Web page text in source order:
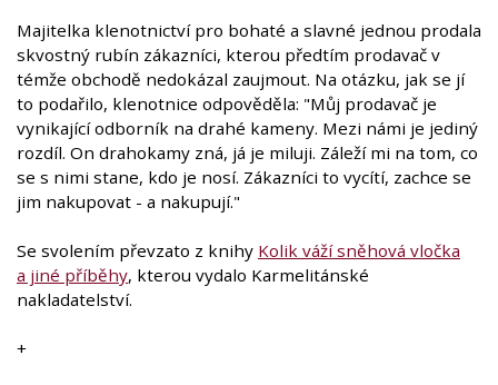
Majitelka klenotnictví pro bohaté a slavné jednou prodala
skvostný rubín zákazníci, kterou předtím prodavač v
témže obchodě nedokázal zaujmout. Na otázku, jak se jí
to podařilo, klenotnice odpověděla: "Můj prodavač je
vynikající odborník na drahé kameny. Mezi námi je jediný
rozdíl. On drahokamy zná, já je miluji. Záleží mi na tom, co
se s nimi stane, kdo je nosí. Zákazníci to vycítí, zachce se
jim nakupovat - a nakupují."
Se svolením převzato z knihy Kolik váží sněhová vločka
a jiné příběhy, kterou vydalo Karmelitánské
nakladatelství.
+